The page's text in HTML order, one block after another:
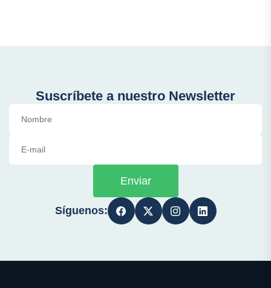
Suscríbete a nuestro Newsletter
Enviar
Síguenos: